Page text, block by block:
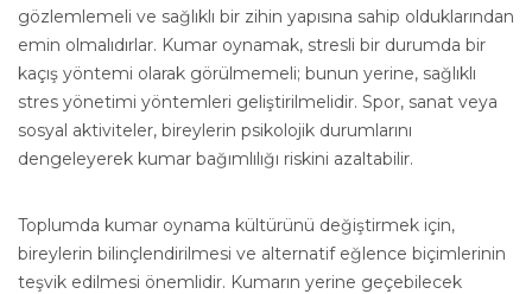
gözlemlemeli ve sağlıklı bir zihin yapısına sahip olduklarından
emin olmalıdırlar. Kumar oynamak, stresli bir durumda bir
kaçış yöntemi olarak görülmemeli; bunun yerine, sağlıklı
stres yönetimi yöntemleri geliştirilmelidir. Spor, sanat veya
sosyal aktiviteler, bireylerin psikolojik durumlarını
dengeleyerek kumar bağımlılığı riskini azaltabilir.
Toplumda kumar oynama kültürünü değiştirmek için,
bireylerin bilinçlendirilmesi ve alternatif eğlence biçimlerinin
teşvik edilmesi önemlidir. Kumarın yerine geçebilecek